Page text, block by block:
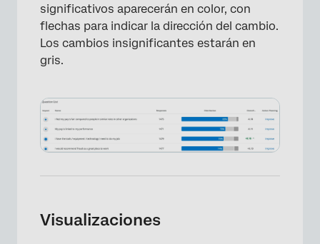
significativos aparecerán en color, con
flechas para indicar la dirección del cambio.
Los cambios insignificantes estarán en
gris.
Visualizaciones